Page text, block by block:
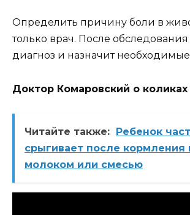
Определить причину боли в
только врач. После обследования
диагноз и назначит необходимые
Доктор Комаровский о
Читайте также: Ребенок
срыгивает после кормления
молоком или смесью